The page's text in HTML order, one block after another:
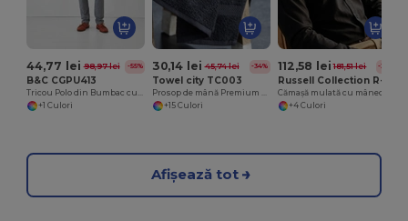
44,77 lei 98,97 lei -55%
B&C CGPU413
+1 Culori
30,14 lei 45,74 lei -34%
Towel city TC003
+15 Culori
112,58 lei 181,51 lei -38%
+4 Culori
Afișează tot